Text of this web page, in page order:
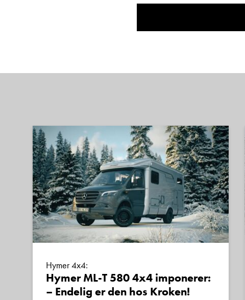
Hymer 4x4:
Hymer ML-T 580 4x4 imponerer:
– Endelig er den hos Kroken!